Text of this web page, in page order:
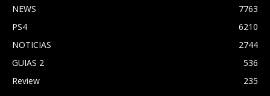
NEWS
7763
PS4
6210
NOTICIAS
2744
GUIAS 2
536
Review
235